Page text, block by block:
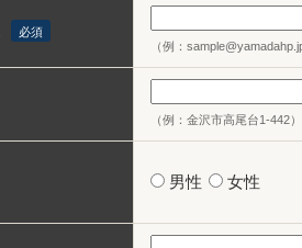
必須
（例：
（例：金沢市高尾台1-442）
男性 女性